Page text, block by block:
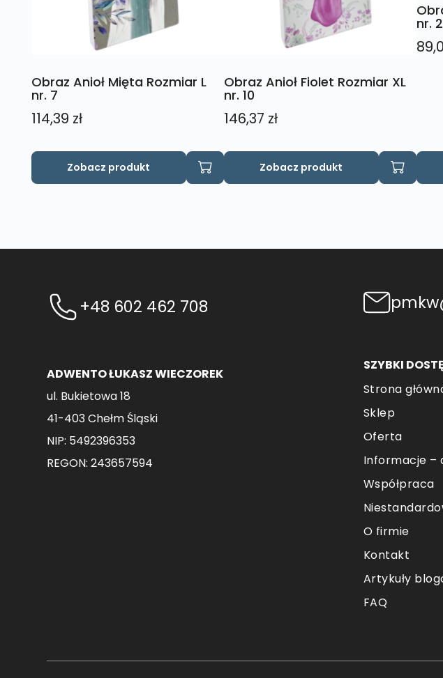
Obraz Anioł Mięta Rozmiar L
nr. 7
114,39 zł
Zobacz produkt
Obraz Anioł Fiolet Rozmiar XL
nr. 10
146,37 zł
Zobacz produkt
nr.
+48 602 462 708
ADWENTO ŁUKASZ WIECZOREK
ul. Bukietowa 18
41-403 Chełm Śląski
NIP: 5492396353
REGON: 243657594
SZYBKI
Strona
Sklep
Oferta
Informacje –
Współpraca
O firmie
Kontakt
Artykuły
FAQ